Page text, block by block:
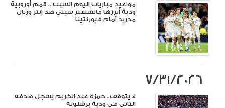
مواعيد مباريات اليوم السبت .. قمم أوروبية
ودية أبرزها مانشستر سيتي ضد إنتر وريال
مدريد أمام فيورنتينا
7/31/2026
لا يتوقف.. حمزة عبد الكريم يسجل هدفه
الثاني في ودية برشلونة